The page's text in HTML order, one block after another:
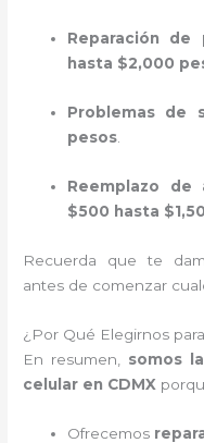
Reparación
hasta $2,000
Problemas de
pesos
Reemplazo de
$500 hasta
Recuerda que te
antes de comenzar
¿Por Qué Elegirnos
En resumen, somos
celular en CDMX
Ofrecemos